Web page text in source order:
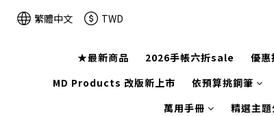
繁體中文 TWD
★最新商品 2026手帳六折sale 優惠
MD Products 改版新上市
依預算挑鋼筆
萬用手冊
精選主